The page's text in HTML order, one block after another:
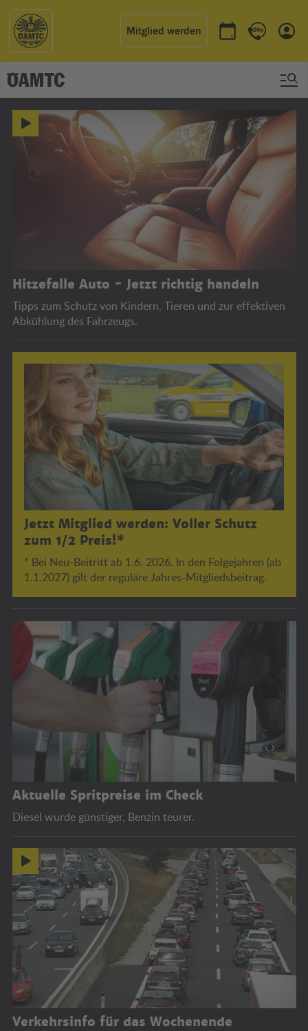
Mitglied werden
Termin buchen
Kontakt &
ÖAMTC
Hitzefalle Auto - Jetzt richtig handeln
Tipps zum Schutz von Kindern, Tieren und zur effektiven
Abkühlung des Fahrzeugs.
Jetzt Mitglied werden: Voller Schutz
zum 1/2 Preis!*
* Bei Neu-Beitritt ab 1.6. 2026. In den Folgejahren (ab
1.1.2027) gilt der reguläre Jahres-Mitgliedsbeitrag.
Aktuelle Spritpreise im Check
Diesel wurde günstiger, Benzin teurer.
Verkehrsinfo für das Wochenende